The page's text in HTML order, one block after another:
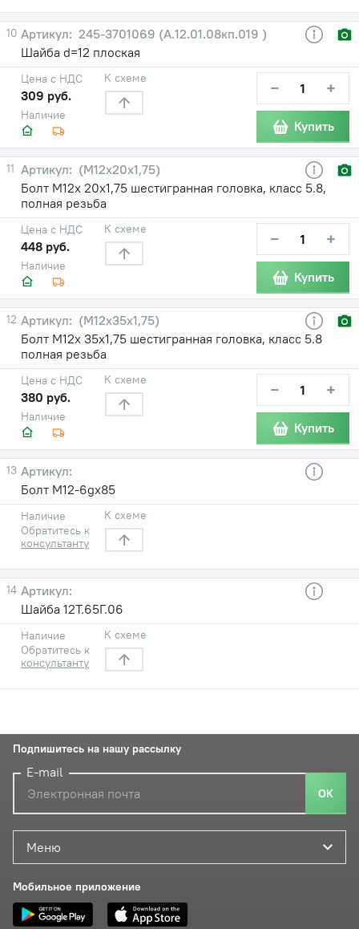
10
245-3701069 (А.12.01.08кп.019 )
Шайба d=12 плоская
Наличие
Цена с НДС
309 руб.
К схеме − +
Купить
11
(М12х20х1,75)
Болт М12х 20х1,75 шестигранная головка, класс 5.8,
полная резьба
Наличие
Цена с НДС
448 руб.
К схеме − +
Купить
12
(М12х35х1,75)
Болт М12х 35х1,75 шестигранная головка, класс 5.8
полная резьба
Наличие
Цена с НДС
380 руб.
К схеме − +
Купить
13
Болт M12-6gx85
Наличие
Обратитесь к
консультанту
К схеме
14
Шайба 12T.65Г.06
Наличие
Обратитесь к
консультанту
К схеме
Меню
Мобильное приложение
Подпишитесь на нашу рассылку
E-mail
ОК